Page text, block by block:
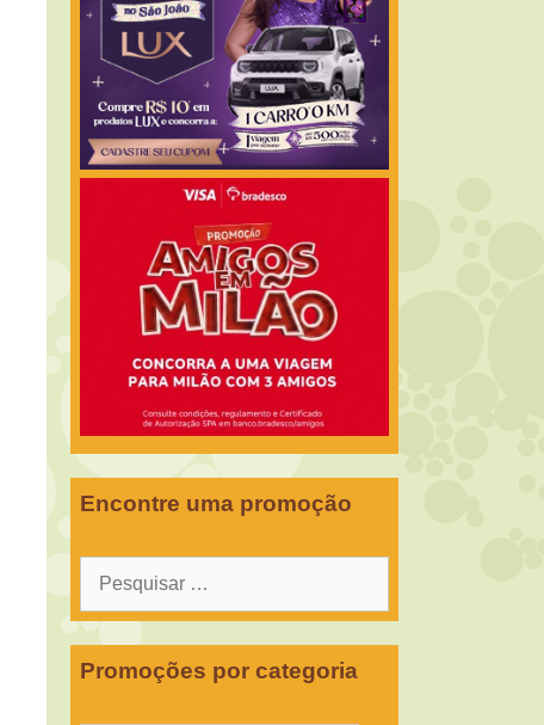
Encontre uma promoção
Pesquisar
Promoções por categoria